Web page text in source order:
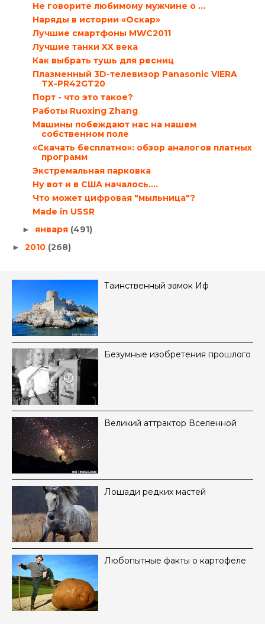
Не говорите любимому мужчине о …
Наряды в истории «Оскар»
Лучшие смартфоны MWC2011
Лучшие танки XX века
Как выбрать тушь для ресниц
Плазменный 3D-телевизор Panasonic VIERA
TX-PR42GT20
Порт - что это такое?
Работы Ruoxing Zhang
Машины побеждают нас на нашем
собственном поле
«Скачать бесплатно»: обзор аналогов платных
программ
Экстремальная парковка
Ну вот и в США началось....
Что может цифровая "мыльница"?
Made in USSR
► января (491)
► 2010 (268)
Таинственный замок Иф
Безумные изобретения прошлого
Великий аттрактор Вселенной
Лошади редких мастей
Любопытные факты о картофеле